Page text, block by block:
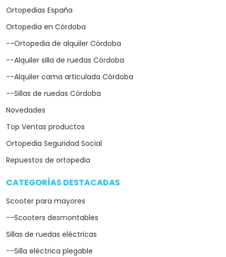
Ortopedias España
Ortopedia en Córdoba
--Ortopedia de alquiler Córdoba
--Alquiler silla de ruedas Córdoba
--Alquiler cama articulada Córdoba
--Sillas de ruedas Córdoba
Novedades
Top Ventas productos
Ortopedia Seguridad Social
Repuestos de ortopedia
CATEGORÍAS DESTACADAS
Scooter para mayores
--Scooters desmontables
Sillas de ruedas eléctricas
--Silla eléctrica plegable